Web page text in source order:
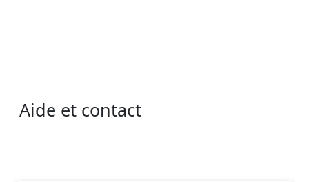
Aide et contact